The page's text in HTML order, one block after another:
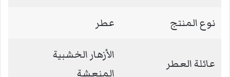
نوع المنتج عطر
عائلة العطر
الأزهار الخشبية
المنعشة